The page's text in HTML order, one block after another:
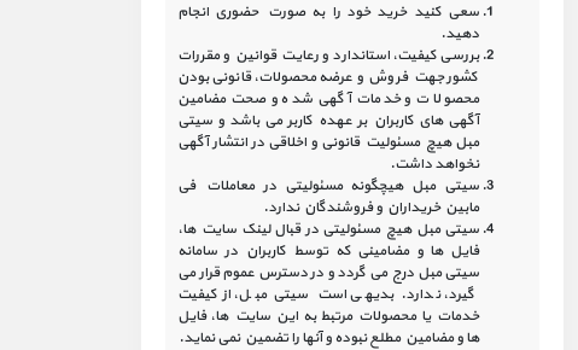
سعی کنید خرید خود را به صورت حضوری انجام
دهید.
بررسی کیفیت، استاندارد و رعایت قوانین و مقررات
کشور جهت فروش و عرضه محصولات، قانونی بودن
محصولات و خدمات آگهی شده و صحت مضامین
آگهی‏ های کاربران بر عهده کاربر می باشد و سیتی
مبل هیچ مسئولیت قانونی و اخلاقی در انتشار آگهی
نخواهد داشت.
سیتی مبل هیچگونه مسئولیتی در معاملات فی
مابین خریداران و فروشندگان ندارد.
سیتی مبل هیچ مسئولیتی در قبال لینک‏ سایت ‏ها،
فایل ‏ها و مضامینی که توسط کاربران در سامانه‏
سیتی مبل درج می گردد و در دسترس عموم قرار می
گیرد، ندارد. بدیهی است سیتی مبل، از کیفیت
خدمات یا محصولات مرتبط به این سایت‏ ها، فایل
ها و مضامین مطلع نبوده و آنها را تضمین نمی نماید.